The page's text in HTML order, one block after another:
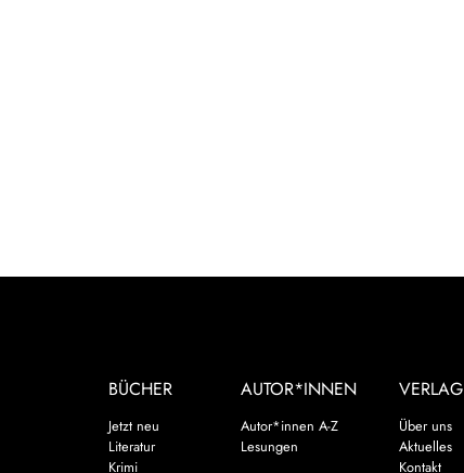
BÜCHER
Jetzt neu
Literatur
Krimi
AUTOR*INNEN
Autor*innen A-Z
Lesungen
VERLAG
Über uns
Aktuelles
Kontakt